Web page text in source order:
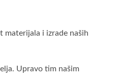
materijala i izrade naših
Upravo tim našim